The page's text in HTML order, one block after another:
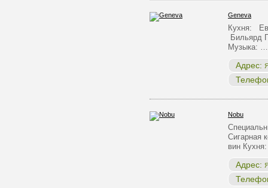
Geneva
Кухня:
Бильярд
Музыка: …
Адрес:
Nobu
Сигарная
вин
Адрес: